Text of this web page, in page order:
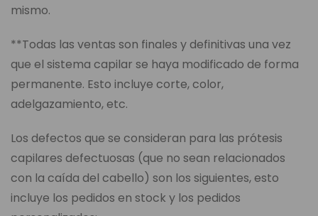
mismo.
**Todas las ventas son finales y definitivas una vez
que el sistema capilar se haya modificado de forma
permanente. Esto incluye corte, color,
adelgazamiento, etc.
Los defectos que se consideran para las prótesis
capilares defectuosas (que no sean relacionados
con la caída del cabello) son los siguientes, esto
incluye los pedidos en stock y los pedidos